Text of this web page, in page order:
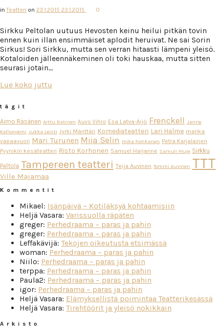
inTeatteri on 23.1.2015 23.1.2015 0
Sirkku Peltolan uutuus Hevosten keinu heilui pitkän tovin
ennen kuin illan ensimmäiset aplodit heruivat. Ne sai Sorin
Sirkus! Sori Sirkku, mutta sen verran hitaasti lämpeni yleisö.
Kotaloiden jälleennäkeminen oli toki hauskaa, mutta sitten
seurasi jotain…
Lue koko juttu
tägit
Aimo Räsänen Arttu Ratinen Auvo Vihro Esa Latva-Äijö Frenckell Janne
Kallioniemi Jukka Leisti Jyrki Mänttäri Komediateatteri Lari Halme marika
vapaavuori Mari Turunen Miia Selin mika honkanen Petra Karjalainen
Pyynikin kesäteatteri Risto Korhonen Samuel Harjanne Samuli Muje Sirkku
Peltola Tampereen teatteri Teija Auvinen Tommi Auvinen TTT
Ville Majamaa
Kommentit
Mikael: Isänpäivä – Kotiläksyä kohtaamisiin
Heljä Vasara: Varissuolla räpäten
greger: Perhedraama – paras ja pahin
greger: Perhedraama – paras ja pahin
Leffakävijä: Tekojen oikeutusta etsimässä
woman: Perhedraama – paras ja pahin
Niilo: Perhedraama – paras ja pahin
terppa: Perhedraama – paras ja pahin
Paula2: Perhedraama – paras ja pahin
igor: Perhedraama – paras ja pahin
Heljä Vasara: Elämyksellistä poimintaa Teatterikesässä
Heljä Vasara: Tirehtöörit ja yleisö nokikkain
Arkisto